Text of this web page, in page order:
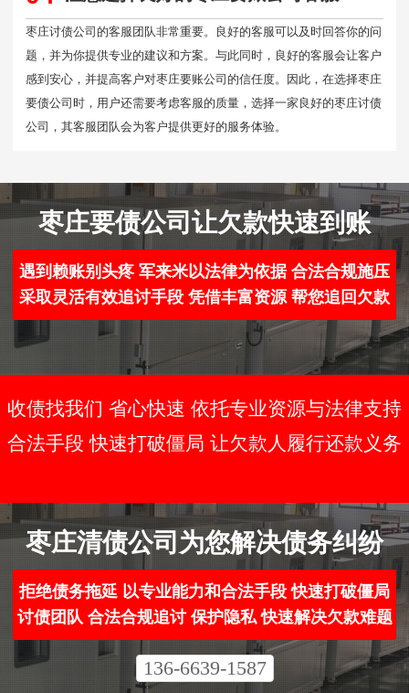
枣庄讨债公司的客服团队非常重要。良好的客服可以及时回答你的问
题，并为你提供专业的建议和方案。与此同时，良好的客服会让客户
感到安心，并提高客户对枣庄要账公司的信任度。因此，在选择枣庄
要债公司时，用户还需要考虑客服的质量，选择一家良好的枣庄讨债
公司，其客服团队会为客户提供更好的服务体验。
枣庄要债公司让欠款快速到账
遇到赖账别头疼 军来米以法律为依据 合法合规施压
采取灵活有效追讨手段 凭借丰富资源 帮您追回欠款
收债找我们 省心快速 依托专业资源与法律支持
合法手段 快速打破僵局 让欠款人履行还款义务
枣庄清债公司为您解决债务纠纷
拒绝债务拖延 以专业能力和合法手段 快速打破僵局
讨债团队 合法合规追讨 保护隐私 快速解决欠款难题
136-6639-1587